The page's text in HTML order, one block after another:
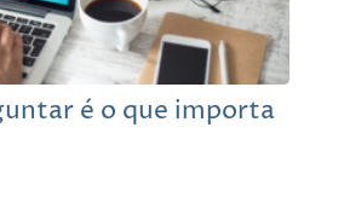
é o que importa